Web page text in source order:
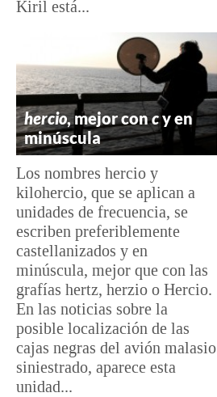
Kiril está...
hercio, mejor concy en
minúscula
Los nombres hercio y
kilohercio, que se aplican a
unidades de frecuencia, se
escriben preferiblemente
castellanizados y en
minúscula, mejor que con las
grafías hertz, herzio o Hercio.
En las noticias sobre la
posible localización de las
cajas negras del avión malasio
siniestrado, aparece esta
unidad...